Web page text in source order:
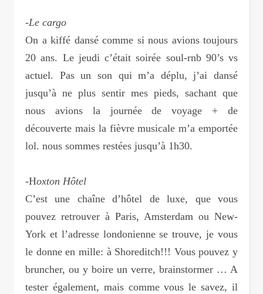
-Le cargo
On a kiffé dansé comme si nous avions toujours
20 ans. Le jeudi c’était soirée soul-rnb 90’s vs
actuel. Pas un son qui m’a déplu, j’ai dansé
jusqu’à ne plus sentir mes pieds, sachant que
nous avions la journée de voyage + de
découverte mais la fièvre musicale m’a emportée
lol. nous sommes restées jusqu’à 1h30.
-Hoxton Hôtel
C’est une chaîne d’hôtel de luxe, que vous
pouvez retrouver à Paris, Amsterdam ou New-
York et l’adresse londonienne se trouve, je vous
le donne en mille: à Shoreditch!!! Vous pouvez y
bruncher, ou y boire un verre, brainstormer … A
tester également, mais comme vous le savez, il